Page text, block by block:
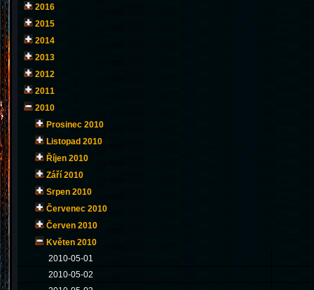
2016
2015
2014
2013
2012
2011
2010
Prosinec 2010
Listopad 2010
Říjen 2010
Září 2010
Srpen 2010
Červenec 2010
Červen 2010
Květen 2010
2010-05-01
2010-05-02